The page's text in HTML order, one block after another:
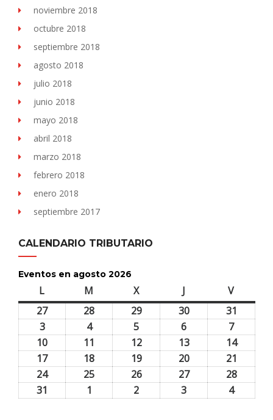
noviembre 2018
octubre 2018
septiembre 2018
agosto 2018
julio 2018
junio 2018
mayo 2018
abril 2018
marzo 2018
febrero 2018
enero 2018
septiembre 2017
CALENDARIO TRIBUTARIO
Eventos en agosto 2026
L M Xmiércoles J Vviernes
2727
28 2929
2026
3030
2026
31
2026
33
agosto,
2026
44
agosto,
2026
5
agosto,
2026
6
agosto,
2026
77
agosto,
2026
10
agosto,
2026
11 1212
agosto,
2026
1313
agosto,
2026
1414
2026
1717
agosto,
18 1919
agosto,
2020
agosto,
21
agosto,
2424
25 2626
2727
2828
31 1 2 3 44